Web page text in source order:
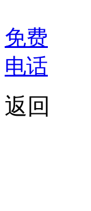
免费
电话
返回